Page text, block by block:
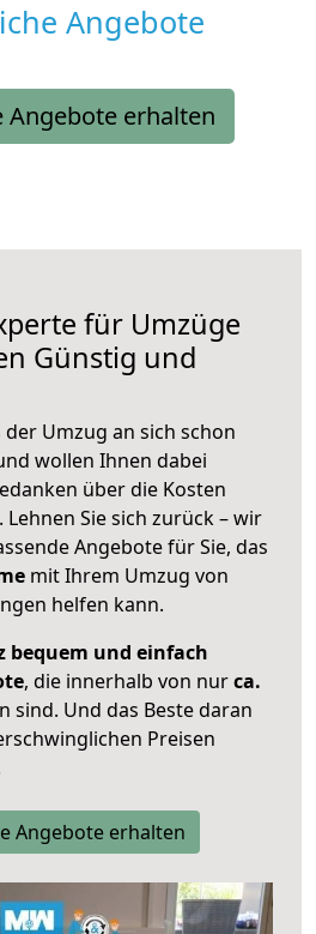
Angebote
Angebote erhalten
für Umzüge
Günstig und
Umzug an sich schon
wollen Ihnen dabei
über die Kosten
Sie sich zurück – wir
Angebote für Sie, das
mit Ihrem Umzug von
helfen kann.
bequem und einfach
, die innerhalb von nurca.
sind. Und das Beste daran
Preisen
Angebote erhalten